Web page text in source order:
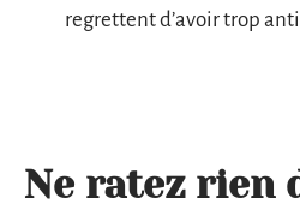
regrettent d’avoir trop
Ne ratez rien